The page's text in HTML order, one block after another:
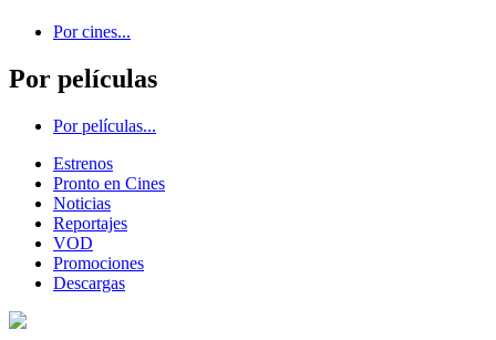
Por cines...
Por películas
Por películas...
Estrenos
Pronto en Cines
Noticias
Reportajes
VOD
Promociones
Descargas